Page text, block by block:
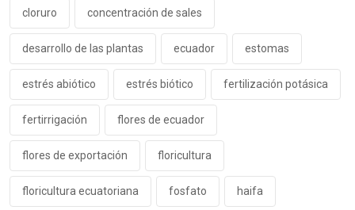
cloruro concentración de sales
desarrollo de las plantas ecuador estomas
estrés abiótico estrés biótico fertilización potásica
fertirrigación flores de ecuador
flores de exportación floricultura
floricultura ecuatoriana fosfato haifa